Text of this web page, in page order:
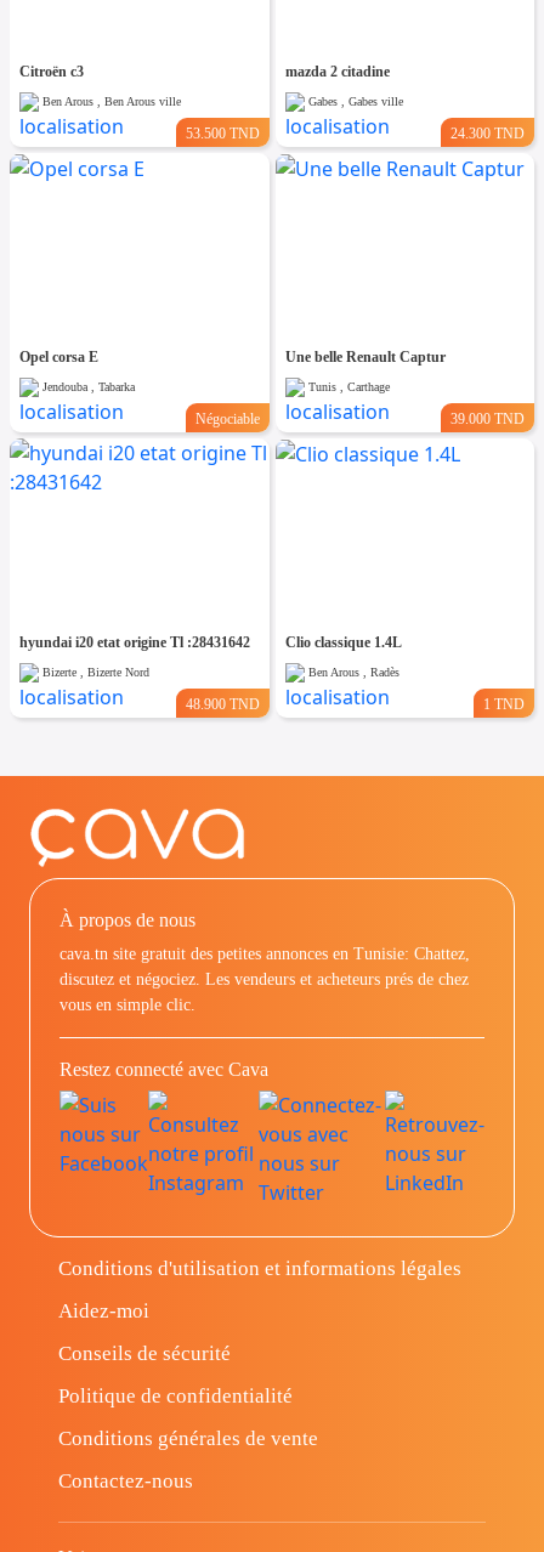
Citroën c3
Ben Arous , Ben Arous ville
53.500 TND
mazda 2 citadine
Gabes , Gabes ville
24.300 TND
Opel corsa E
Jendouba , Tabarka
Négociable
Une belle Renault Captur
Tunis , Carthage
39.000 TND
hyundai i20 etat origine Tl :28431642
Bizerte , Bizerte Nord
48.900 TND
Clio classique 1.4L
Ben Arous , Radès
1 TND
À propos de nous
cava.tn site gratuit des petites annonces en Tunisie: Chattez,
discutez et négociez. Les vendeurs et acheteurs prés de chez
vous en simple clic.
Restez connecté avec Cava
Conditions d'utilisation et informations légales
Aidez-moi
Conseils de sécurité
Politique de confidentialité
Conditions générales de vente
Contactez-nous